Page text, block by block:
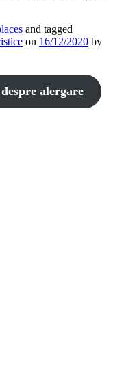
and tagged
on 16/12/2020 by
alergare